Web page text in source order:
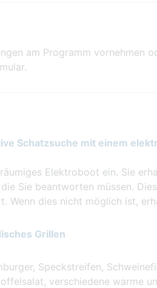
am Programm vornehmen
Schatzsuche mit einem
Elektroboot ein. Sie
Sie beantworten müssen.
Wenn dies nicht möglich ist,
Grillen
Speckstreifen,
verschiedene warme